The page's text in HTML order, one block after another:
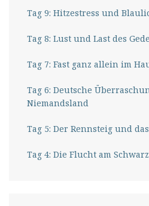
Tag 9: Hitzestress und
Tag 8: Lust und Last des
Tag 7: Fast ganz allein im
Tag 6: Deutsche
Niemandsland
Tag 5: Der Rennsteig und
Tag 4: Die Flucht am